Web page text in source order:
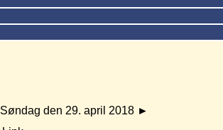
Søndag den 29. april 2018 ►